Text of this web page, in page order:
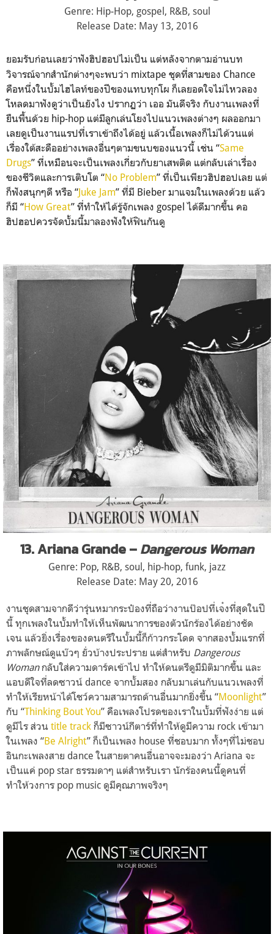
Genre: Hip-Hop, gospel, R&B, soul
Release Date: May 13, 2016
ยอมรับก่อนเลยว่าฟังฮิปฮอปไม่เป็น แต่หลังจากตามอ่านบท
วิจารณ์จากสำนักต่างๆจะพบว่า mixtape ชุดที่สามของ Chance
คือหนึ่งในบั้มไฮไลท์ของปีของแทบทุกโผ ก็เลยอดใจไม่ไหวลอง
โหลดมาฟังดูว่าเป็นยังไง ปรากฏว่า เออ มันดีจริง กับงานเพลงที่
ยืนพื้นด้วย hip-hop แต่มีลูกเล่นโยงไปแนวเพลงต่างๆ ผลออกมา
เลยดูเป็นงานแรปที่เราเข้าถึงได้อยู่ แล้วเนื้อเพลงก็ไม่ได้วนแต่
เรื่องใต้สะดืออย่างเพลงอื่นๆตามขนบของแนวนี้ เช่น “Same
Drugs” ที่เหมือนจะเป็นเพลงเกี่ยวกับยาเสพติด แต่กลับเล่าเรื่อง
ของชีวิตและการเติบโต “No Problem” ที่เป็นเพียวฮิปฮอปเลย แต่
ก็ฟังสนุกๆดี หรือ “Juke Jam” ที่มี Bieber มาแจมในเพลงด้วย แล้ว
ก็มี “How Great” ที่ทำให้ได้รู้จักเพลง gospel ได้ดีมากขึ้น คอ
ฮิปฮอปควรจัดบั้มนี้มาลองฟังให้ฟินกันดู
13. Ariana Grande –Dangerous Woman
Genre: Pop, R&B, soul, hip-hop, funk, jazz
Release Date: May 20, 2016
งานชุดสามจากดีว่ารุ่นหมากระป๋องที่ถือว่างานป๊อปที่เจ๋งที่สุดในปี
นี้ ทุกเพลงในบั้มทำให้เห็นพัฒนาการของตัวนักร้องได้อย่างชัด
เจน แล้วยิ่งเรื่องของดนตรีในบั้มนี้ก็ก้าวกระโดด จากสองบั้มแรกที่
ภาพลักษณ์ดูแบ๊วๆ ยั่วบ้างประปราย แต่สำหรับ Dangerous
Womanกลับใส่ความดาร์คเข้าไป ทำให้ดนตรีดูมีมิติมากขึ้น และ
แอบดีใจที่ลดซาวน์ dance จากบั้มสอง กลับมาเล่นกับแนวเพลงที่
ทำให้เรียหน้าได้โชว์ความสามารถด้านอื่นมากยิ่งขึ้น “Moonlight”
กับ “Thinking Bout You” คือเพลงโปรดของเราในบั้มที่ฟังง่าย แต่
ดูมีไร ส่วน title track ก็มีซาวน์กีตาร์ที่ทำให้ดูมีความ rock เข้ามา
ในเพลง “Be Alright” ก็เป็นเพลง house ที่ชอบมาก ทั้งๆที่ไม่ชอบ
อินกะเพลงสาย dance ในสายตาคนอื่นอาจจะมองว่า Ariana จะ
เป็นแค่ pop star ธรรมดาๆ แต่สำหรับเรา นักร้องคนนี้ดูคนที่
ทำให้วงการ pop music ดูมีคุณภาพจริงๆ